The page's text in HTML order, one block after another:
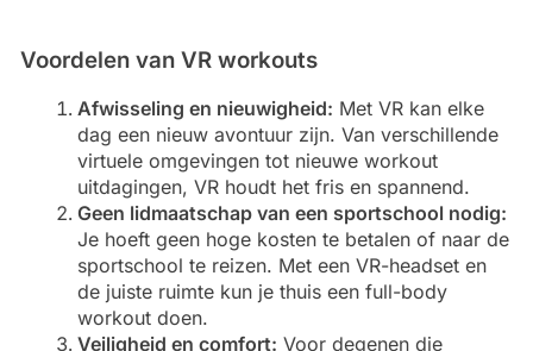
Voordelen van VR workouts
Afwisseling en nieuwigheid: Met VR kan elke
dag een nieuw avontuur zijn. Van verschillende
virtuele omgevingen tot nieuwe workout
uitdagingen, VR houdt het fris en spannend.
Geen lidmaatschap van een sportschool nodig:
Je hoeft geen hoge kosten te betalen of naar de
sportschool te reizen. Met een VR-headset en
de juiste ruimte kun je thuis een full-body
workout doen.
Veiligheid en comfort: Voor degenen die